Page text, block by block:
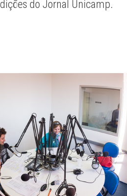
do Jornal Unicamp.